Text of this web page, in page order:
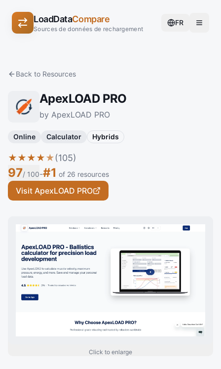
LoadDataCompare
Sources de données de rechargement
FR
Back to Resources
ApexLOAD PRO
by ApexLOAD PRO
Online Calculator Hybrids
★★★★★(105)
97/ 100-#1 of 26 resources
Visit ApexLOAD PRO
Click to enlarge